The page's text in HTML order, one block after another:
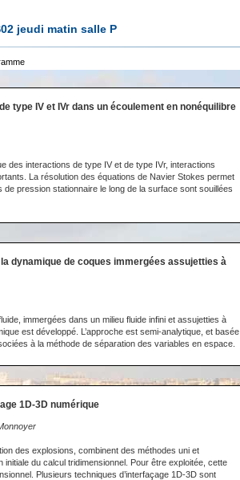
jeudi matin salle P
type IV et IVr dans un écoulement en nonéquilibre
des interactions de type IV et de type IVr, interactions
La résolution des équations de Navier Stokes permet
pression stationnaire le long de la surface sont souillées
dynamique de coques immergées assujetties à
immergées dans un milieu fluide infini et assujetties à
est développé. L’approche est semi-analytique, et basée
à la méthode de séparation des variables en espace.
1D-3D numérique
des explosions, combinent des méthodes uni et
du calcul tridimensionnel. Pour être exploitée, cette
Plusieurs techniques d’interfaçage 1D-3D sont